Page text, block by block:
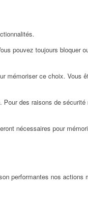
pouvez toujours bloquer
mémoriser ce choix.
des raisons de
nécessaires pour
performantes nos